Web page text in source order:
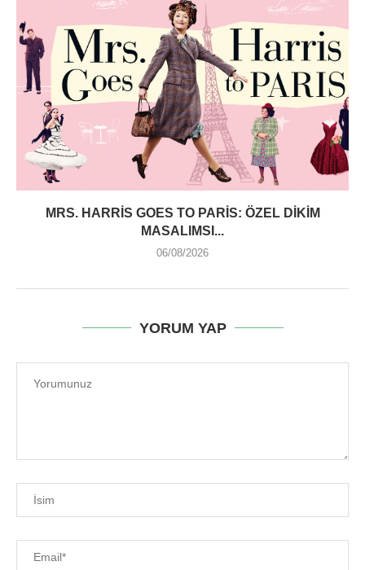
MRS. HARRIS GOES TO PARIS: ÖZEL DIKIM
MASALIMSI...
06/08/2026
YORUM YAP